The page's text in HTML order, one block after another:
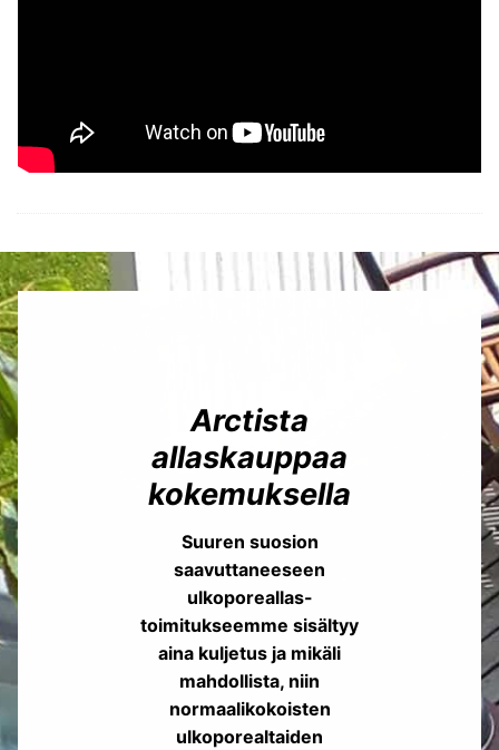
Arctista
allaskauppaa
kokemuksella
Suuren suosion
saavuttaneeseen
ulkoporeallas-
toimitukseemme sisältyy
aina kuljetus ja mikäli
mahdollista, niin
normaalikokoisten
ulkoporealtaiden